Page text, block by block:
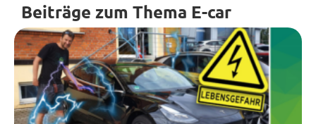
Beiträge zum Thema E-car